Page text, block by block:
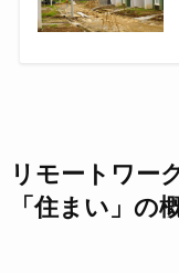
リモートワー
「住まい」の